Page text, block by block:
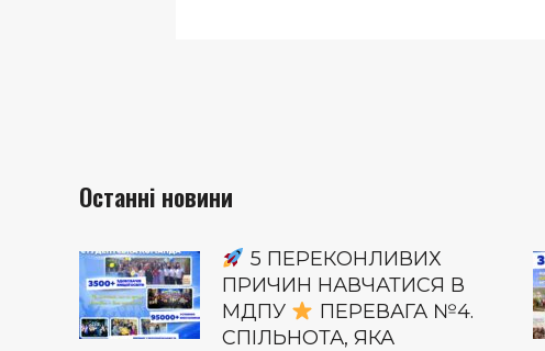
Останні новини
5 ПЕРЕКОНЛИВИХ
ПРИЧИН НАВЧАТИСЯ В
МДПУ
ПЕРЕВАГА №4.
СПІЛЬНОТА, ЯКА